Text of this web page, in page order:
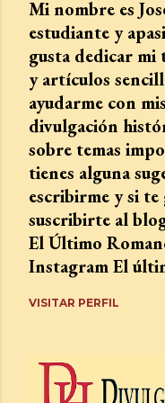
Mi nombre es
estudiante y
gusta dedicar
y artículos
ayudarme con
divulgación
sobre temas
tienes alguna
escribirme y si te
suscribirte al
El Último
Instagram El
VISITAR PERFIL